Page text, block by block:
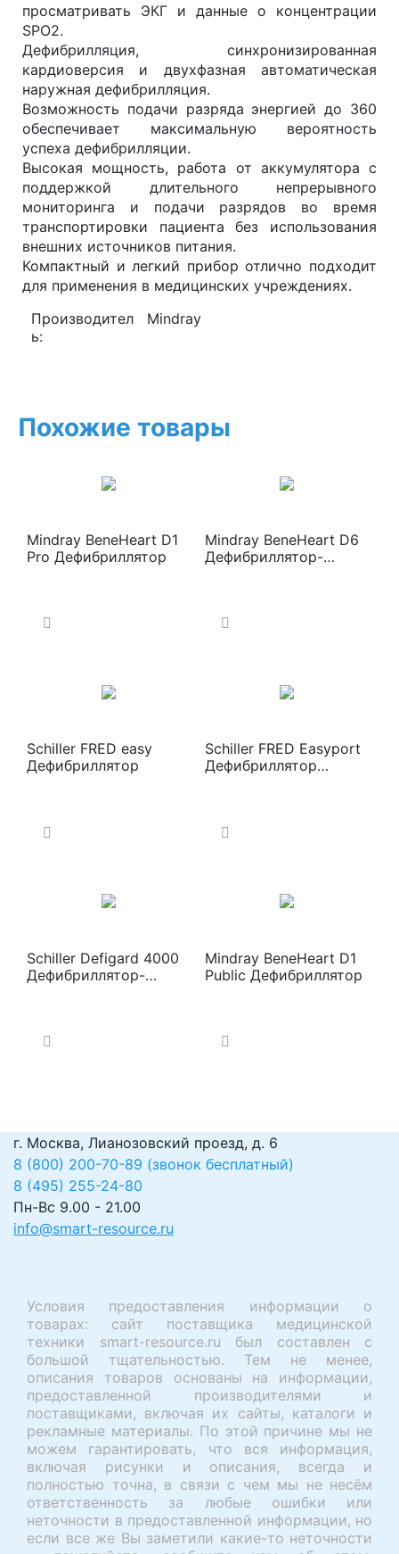
просматривать ЭКГ и данные о концентрации
SPO2.
Дефибрилляция, синхронизированная
кардиоверсия и двухфазная автоматическая
наружная дефибрилляция.
Возможность подачи разряда энергией до 360
обеспечивает максимальную вероятность
успеха дефибрилляции.
Высокая мощность, работа от аккумулятора с
поддержкой длительного непрерывного
мониторинга и подачи разрядов во время
транспортировки пациента без использования
внешних источников питания.
Компактный и легкий прибор отлично подходит
для применения в медицинских учреждениях.
Производител
ь:
Mindray
Похожие товары
Mindray BeneHeart D1
Pro Дефибриллятор
Mindray BeneHeart D6
Дефибриллятор-
Schiller FRED easy
Дефибриллятор
Schiller FRED Easyport
Дефибриллятор
Schiller Defigard 4000
Дефибриллятор-
Mindray BeneHeart D1
Public Дефибриллятор
г. Москва, Лианозовский проезд, д. 6
8 (800) 200-70-89 (звонок бесплатный)
8 (495) 255-24-80
Пн-Вс 9.00 - 21.00
info@smart-resource.ru
Условия предоставления информации о
товарах: сайт поставщика медицинской
техники smart-resource.ru был составлен с
большой тщательностью. Тем не менее,
описания товаров основаны на информации,
предоставленной производителями и
поставщиками, включая их сайты, каталоги и
рекламные материалы. По этой причине мы не
можем гарантировать, что вся информация,
включая рисунки и описания, всегда и
полностью точна, в связи с чем мы не несём
ответственность за любые ошибки или
неточности в предоставленной информации, но
если все же Вы заметили какие-то неточности